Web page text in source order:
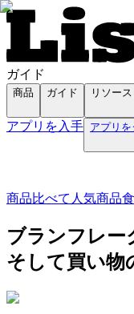
ガイド
商品 ガイド リソース
アプリを入手 アプリ
商品比べて 人気商品
ブランフレー
そして買い物